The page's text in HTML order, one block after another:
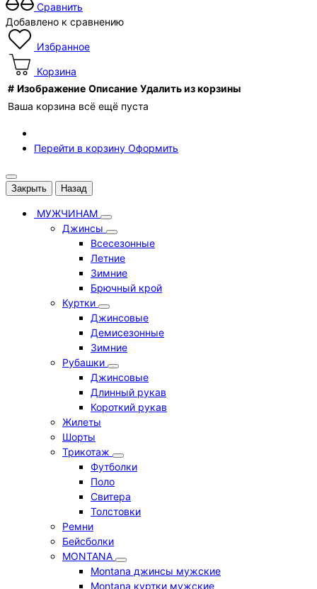
Сравнить
Добавлено к сравнению
Избранное
Корзина
# Изображение Описание Удалить из корзины
Ваша корзина всё ещё пуста
Перейти в корзину Оформить
Закрыть Назад
МУЖЧИНАМ
Джинсы
Всесезонные
Летние
Зимние
Брючный крой
Куртки
Джинсовые
Демисезонные
Зимние
Рубашки
Джинсовые
Длинный рукав
Короткий рукав
Жилеты
Шорты
Трикотаж
Футболки
Поло
Свитера
Толстовки
Ремни
Бейсболки
MONTANA
Montana джинсы мужские
Montana куртки мужские